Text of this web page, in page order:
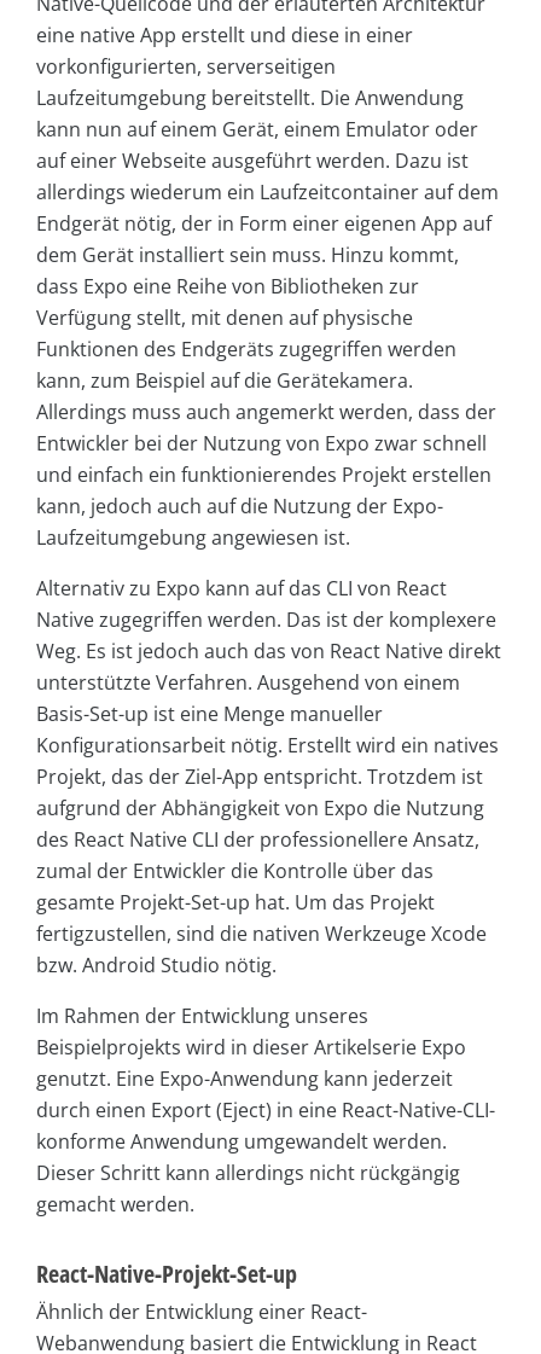
eine native App erstellt und diese in einer
vorkonfigurierten, serverseitigen
Laufzeitumgebung bereitstellt. Die Anwendung
kann nun auf einem Gerät, einem Emulator oder
auf einer Webseite ausgeführt werden. Dazu ist
allerdings wiederum ein Laufzeitcontainer auf dem
Endgerät nötig, der in Form einer eigenen App auf
dem Gerät installiert sein muss. Hinzu kommt,
dass Expo eine Reihe von Bibliotheken zur
Verfügung stellt, mit denen auf physische
Funktionen des Endgeräts zugegriffen werden
kann, zum Beispiel auf die Gerätekamera.
Allerdings muss auch angemerkt werden, dass der
Entwickler bei der Nutzung von Expo zwar schnell
und einfach ein funktionierendes Projekt erstellen
kann, jedoch auch auf die Nutzung der Expo-
Laufzeitumgebung angewiesen ist.
Alternativ zu Expo kann auf das CLI von React
Native zugegriffen werden. Das ist der komplexere
Weg. Es ist jedoch auch das von React Native direkt
unterstützte Verfahren. Ausgehend von einem
Basis-Set-up ist eine Menge manueller
Konfigurationsarbeit nötig. Erstellt wird ein natives
Projekt, das der Ziel-App entspricht. Trotzdem ist
aufgrund der Abhängigkeit von Expo die Nutzung
des React Native CLI der professionellere Ansatz,
zumal der Entwickler die Kontrolle über das
gesamte Projekt-Set-up hat. Um das Projekt
fertigzustellen, sind die nativen Werkzeuge Xcode
bzw. Android Studio nötig.
Im Rahmen der Entwicklung unseres
Beispielprojekts wird in dieser Artikelserie Expo
genutzt. Eine Expo-Anwendung kann jederzeit
durch einen Export (Eject) in eine React-Native-CLI-
konforme Anwendung umgewandelt werden.
Dieser Schritt kann allerdings nicht rückgängig
gemacht werden.
React-Native-Projekt-Set-up
Ähnlich der Entwicklung einer React-
Webanwendung basiert die Entwicklung in React